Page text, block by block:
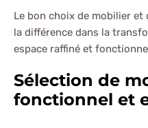
Le bon choix de mobilier et
la différence dans la
espace raffiné et
Sélection de
fonctionnel et